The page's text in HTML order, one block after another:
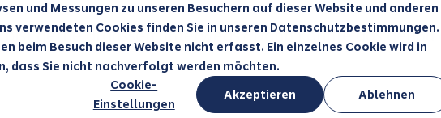
und Messungen zu unseren Besuchern auf dieser Website und anderen
verwendeten Cookies finden Sie in unseren Datenschutzbestimmungen.
beim Besuch dieser Website nicht erfasst. Ein einzelnes Cookie wird in
dass Sie nicht nachverfolgt werden möchten.
Cookie-
Einstellungen
Akzeptieren Ablehnen
gerne draussen unterwegs? Dann könnte das genau